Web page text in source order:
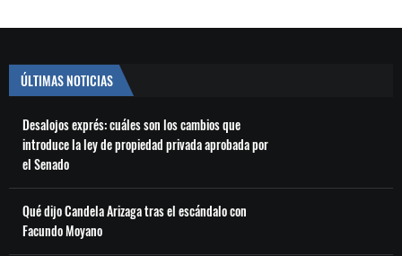
ÚLTIMAS NOTICIAS
Desalojos exprés: cuáles son los cambios que
introduce la ley de propiedad privada aprobada por
el Senado
Qué dijo Candela Arizaga tras el escándalo con
Facundo Moyano